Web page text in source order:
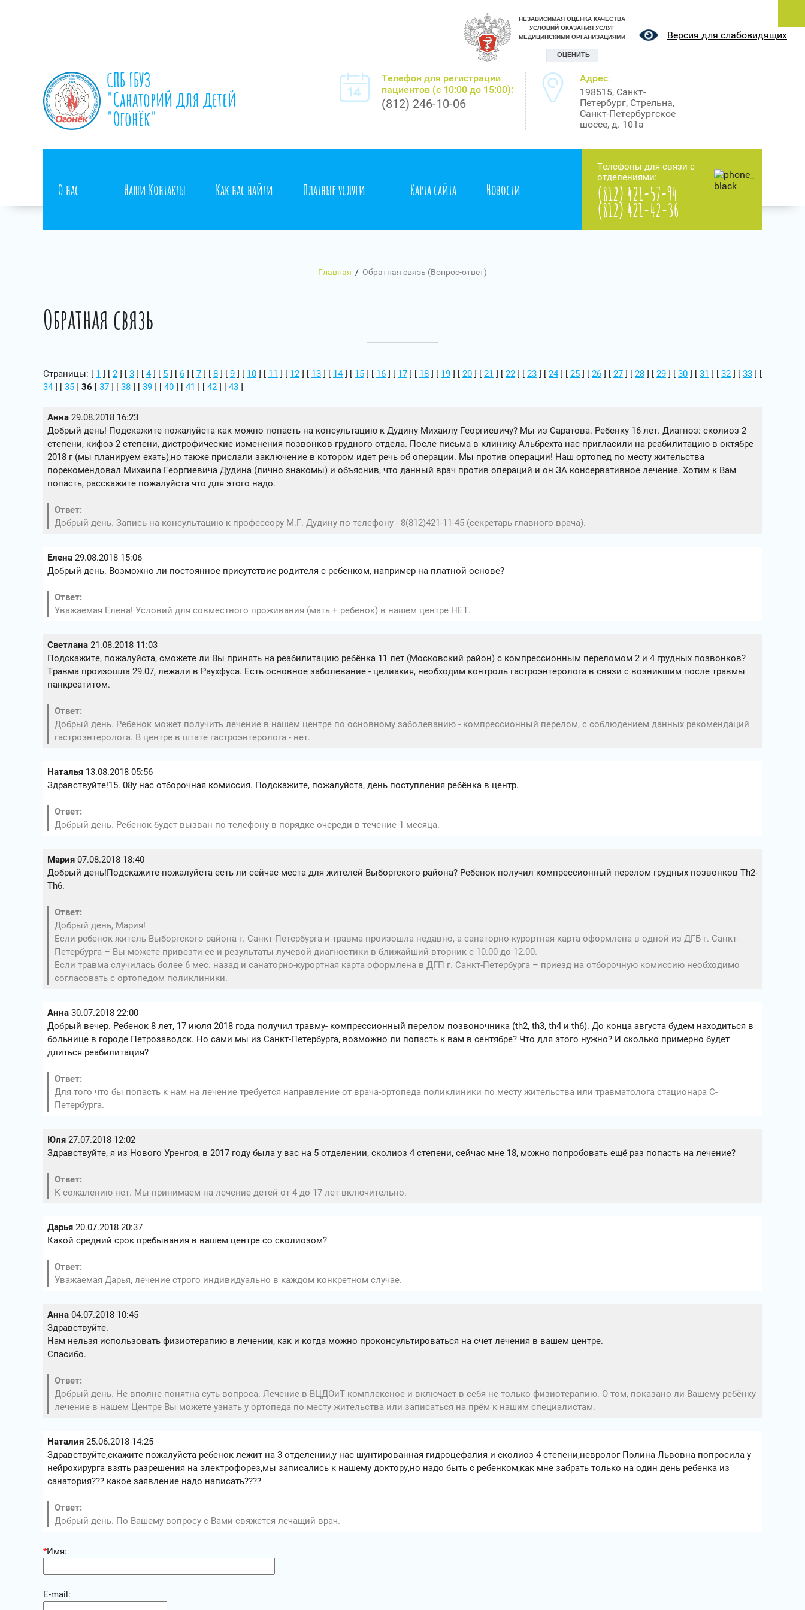
Версия для слабовидящих
СПБ ГБУЗ
"Санаторий для детей
"Огонёк"
Телефон для регистрации
пациентов (с 10:00 до 15:00):
(812) 246-10-06
Адрес:
198515, Санкт-
Петербург, Стрельна,
Санкт-Петербургское
шоссе, д. 101а
О нас Наши Контакты Как нас найти Платные услуги Карта сайта Новости
Телефоны для связи с
отделениями:
(812) 421-57-94
(812) 421-42-36
Главная / Обратная связь (Вопрос-ответ)
Обратная связь
Страницы: [ 1 ] [ 2 ] [ 3 ] [ 4 ] [ 5 ] [ 6 ] [ 7 ] [ 8 ] [ 9 ] [ 10 ] [ 11 ] [ 12 ] [ 13 ] [ 14 ] [ 15 ] [ 16 ] [ 17 ] [ 18 ] [ 19 ] [ 20 ] [ 21 ] [ 22 ] [ 23 ] [ 24 ] [ 25 ] [ 26 ] [ 27 ] [ 28 ] [ 29 ] [ 30 ] [ 31 ] [ 32 ] [ 33 ] [
34 ] [ 35 ] 36 [ 37 ] [ 38 ] [ 39 ] [ 40 ] [ 41 ] [ 42 ] [ 43 ]
Анна 29.08.2018 16:23
Добрый день! Подскажите пожалуйста как можно попасть на консультацию к Дудину Михаилу Георгиевичу? Мы из Саратова. Ребенку 16 лет. Диагноз: сколиоз 2
степени, кифоз 2 степени, дистрофические изменения позвонков грудного отдела. После письма в клинику Альбрехта нас пригласили на реабилитацию в октябре
2018 г (мы планируем ехать),но также прислали заключение в котором идет речь об операции. Мы против операции! Наш ортопед по месту жительства
порекомендовал Михаила Георгиевича Дудина (лично знакомы) и объяснив, что данный врач против операций и он ЗА консервативное лечение. Хотим к Вам
попасть, расскажите пожалуйста что для этого надо.
Ответ:
Добрый день. Запись на консультацию к профессору М.Г. Дудину по телефону - 8(812)421-11-45 (секретарь главного врача).
Елена 29.08.2018 15:06
Добрый день. Возможно ли постоянное присутствие родителя с ребенком, например на платной основе?
Ответ:
Уважаемая Елена! Условий для совместного проживания (мать + ребенок) в нашем центре НЕТ.
Светлана 21.08.2018 11:03
Подскажите, пожалуйста, сможете ли Вы принять на реабилитацию ребёнка 11 лет (Московский район) с компрессионным переломом 2 и 4 грудных позвонков?
Травма произошла 29.07, лежали в Раухфуса. Есть основное заболевание - целиакия, необходим контроль гастроэнтеролога в связи с возникшим после травмы
панкреатитом.
Ответ:
Добрый день. Ребенок может получить лечение в нашем центре по основному заболеванию - компрессионный перелом, с соблюдением данных рекомендаций
гастроэнтеролога. В центре в штате гастроэнтеролога - нет.
Наталья 13.08.2018 05:56
Здравствуйте!15. 08у нас отборочная комиссия. Подскажите, пожалуйста, день поступления ребёнка в центр.
Ответ:
Добрый день. Ребенок будет вызван по телефону в порядке очереди в течение 1 месяца.
Мария 07.08.2018 18:40
Добрый день!Подскажите пожалуйста есть ли сейчас места для жителей Выборгского района? Ребенок получил компрессионный перелом грудных позвонков Th2-
Th6.
Ответ:
Добрый день, Мария!
Если ребенок житель Выборгского района г. Санкт-Петербурга и травма произошла недавно, а санаторно-курортная карта оформлена в одной из ДГБ г. Санкт-
Петербурга – Вы можете привезти ее и результаты лучевой диагностики в ближайший вторник с 10.00 до 12.00.
Если травма случилась более 6 мес. назад и санаторно-курортная карта оформлена в ДГП г. Санкт-Петербурга – приезд на отборочную комиссию необходимо
согласовать с ортопедом поликлиники.
Анна 30.07.2018 22:00
Добрый вечер. Ребенок 8 лет, 17 июля 2018 года получил травму- компрессионный перелом позвоночника (th2, th3, th4 и th6). До конца августа будем находиться в
больнице в городе Петрозаводск. Но сами мы из Санкт-Петербурга, возможно ли попасть к вам в сентябре? Что для этого нужно? И сколько примерно будет
длиться реабилитация?
Ответ:
Для того что бы попасть к нам на лечение требуется направление от врача-ортопеда поликлиники по месту жительства или травматолога стационара С-
Петербурга.
Юля 27.07.2018 12:02
Здравствуйте, я из Нового Уренгоя, в 2017 году была у вас на 5 отделении, сколиоз 4 степени, сейчас мне 18, можно попробовать ещё раз попасть на лечение?
Ответ:
К сожалению нет. Мы принимаем на лечение детей от 4 до 17 лет включительно.
Дарья 20.07.2018 20:37
Какой средний срок пребывания в вашем центре со сколиозом?
Ответ:
Уважаемая Дарья, лечение строго индивидуально в каждом конкретном случае.
Анна 04.07.2018 10:45
Здравствуйте.
Нам нельзя использовать физиотерапию в лечении, как и когда можно проконсультироваться на счет лечения в вашем центре.
Спасибо.
Ответ:
Добрый день. Не вполне понятна суть вопроса. Лечение в ВЦДОиТ комплексное и включает в себя не только физиотерапию. О том, показано ли Вашему ребёнку
лечение в нашем Центре Вы можете узнать у ортопеда по месту жительства или записаться на прём к нашим специалистам.
Наталия 25.06.2018 14:25
Здравствуйте,скажите пожалуйста ребенок лежит на 3 отделении,у нас шунтированная гидроцефалия и сколиоз 4 степени,невролог Полина Львовна попросила у
нейрохирурга взять разрешения на электрофорез,мы записались к нашему доктору,но надо быть с ребенком,как мне забрать только на один день ребенка из
санатория??? какое заявление надо написать????
Ответ:
Добрый день. По Вашему вопросу с Вами свяжется лечащий врач.
*Имя:
E-mail: